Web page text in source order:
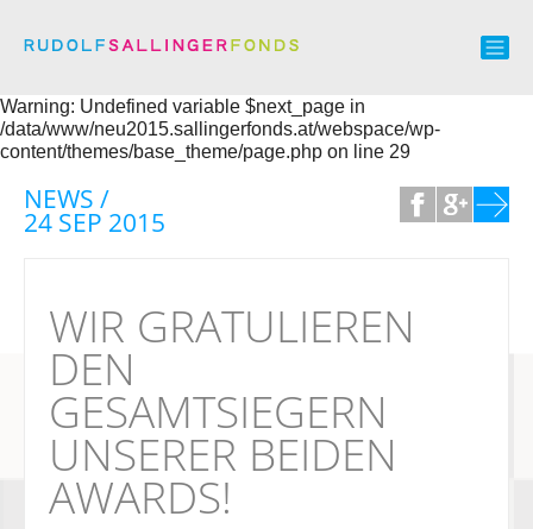
Warning: Undefined variable $next_page in
/data/www/neu2015.sallingerfonds.at/webspace/wp-
content/themes/base_theme/page.php on line 29
NEWS /
24 SEP 2015
WIR GRATULIEREN
DEN
GESAMTSIEGERN
UNSERER BEIDEN
AWARDS!